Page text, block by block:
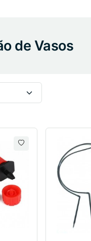
de Vasos